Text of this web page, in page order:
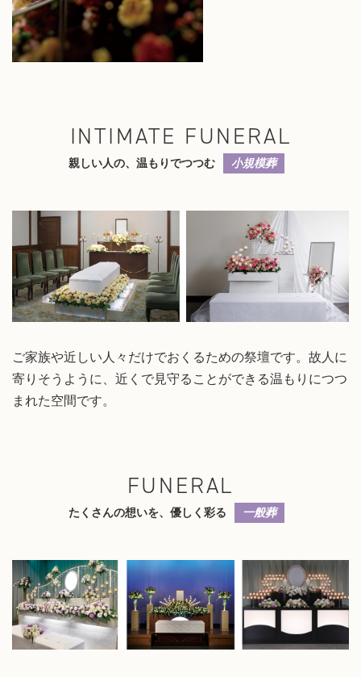
親しい人の、温もりでつつむ 小規模葬
INTIMATE FUNERAL
ご家族や近しい人々だけでおくるための祭壇です。故人に
寄りそうように、近くで見守ることができる温もりにつつ
まれた空間です。
たくさんの想いを、優しく彩る 一般葬
FUNERAL